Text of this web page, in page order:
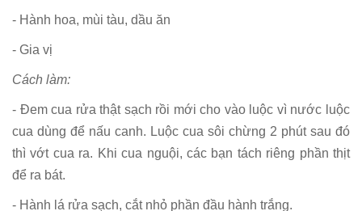
- Hành hoa, mùi tàu, dầu ăn
- Gia vị
Cách làm:
- Đem cua rửa thật sạch rồi mới cho vào luộc vì nước luộc
cua dùng để nấu canh. Luộc cua sôi chừng 2 phút sau đó
thì vớt cua ra. Khi cua nguội, các bạn tách riêng phần thịt
để ra bát.
- Hành lá rửa sạch, cắt nhỏ phần đầu hành trắng.